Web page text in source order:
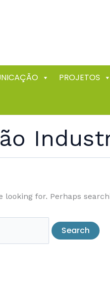
PROJETOS
looking for. Perhaps